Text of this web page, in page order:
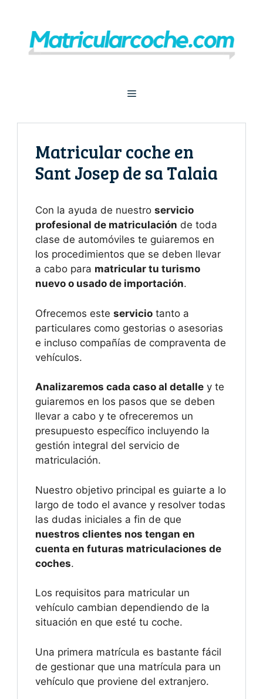
contenido
Menú
Matricular coche en
Sant Josep de sa Talaia
Con la ayuda de nuestro servicio
profesional de matriculación de toda
clase de automóviles te guiaremos en
los procedimientos que se deben llevar
a cabo para matricular tu turismo
nuevo o usado de importación.
Ofrecemos este servicio tanto a
particulares como gestorias o asesorias
e incluso compañías de compraventa de
vehículos.
Analizaremos cada caso al detalle y te
guiaremos en los pasos que se deben
llevar a cabo y te ofreceremos un
presupuesto específico incluyendo la
gestión integral del servicio de
matriculación.
Nuestro objetivo principal es guiarte a lo
largo de todo el avance y resolver todas
las dudas iniciales a fin de que
nuestros clientes nos tengan en
cuenta en futuras matriculaciones de
coches.
Los requisitos para matricular un
vehículo cambian dependiendo de la
situación en que esté tu coche.
Una primera matrícula es bastante fácil
de gestionar que una matrícula para un
vehículo que proviene del extranjero.